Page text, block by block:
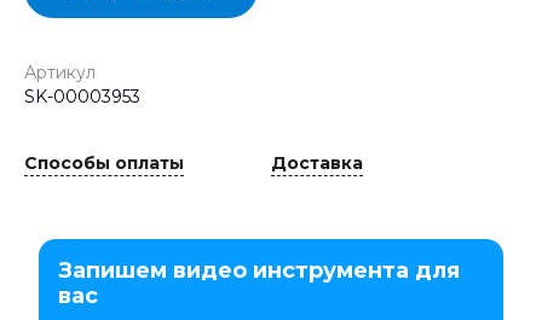
Артикул
SK-00003953
Способы оплаты Доставка
Запишем видео инструмента для
вас